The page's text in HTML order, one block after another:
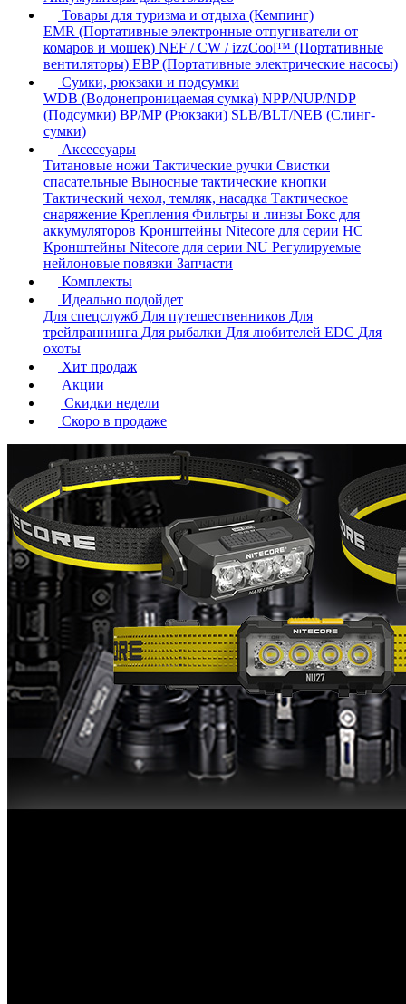
Товары для туризма и отдыха (Кемпинг)
EMR (Портативные электронные отпугиватели от
комаров и мошек) NEF / CW / izzCool™ (Портативные
вентиляторы) EBP (Портативные электрические насосы)
Сумки, рюкзаки и подсумки
WDB (Водонепроницаемая сумка) NPP/NUP/NDP
(Подсумки) BP/MP (Рюкзаки) SLB/BLT/NEB (Слинг-
сумки)
Аксессуары
Титановые ножи Тактические ручки Свистки
спасательные Выносные тактические кнопки
Тактический чехол, темляк, насадка Тактическое
снаряжение Крепления Фильтры и линзы Бокс для
аккумуляторов Кронштейны Nitecore для серии HС
Кронштейны Nitecore для серии NU Регулируемые
нейлоновые повязки Запчасти
Комплекты
Идеально подойдет
Для спецслужб Для путешественников Для
трейлраннинга Для рыбалки Для любителей EDC Для
охоты
Хит продаж
Акции
Скидки недели
Скоро в продаже